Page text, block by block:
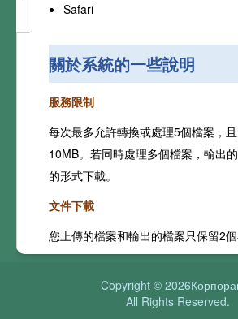
Safari
關於系統的一些說明
服務限制
每次最多允許轉換或處理5個檔案，
10MB。若同時處理多個檔案，輸出
的形式下載。
文件下載
您上傳的檔案和輸出的檔案只保留2
立即清除。請您及時下載輸出檔案。
密碼保護的檔案Copyright ©
All Rights Reserved.